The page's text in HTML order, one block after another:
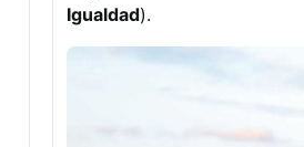
Igualdad).